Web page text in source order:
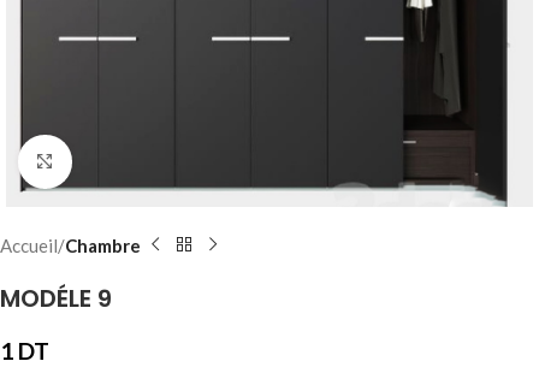
Click to enlarge
Accueil Chambre
MODÉLE 9
1 DT